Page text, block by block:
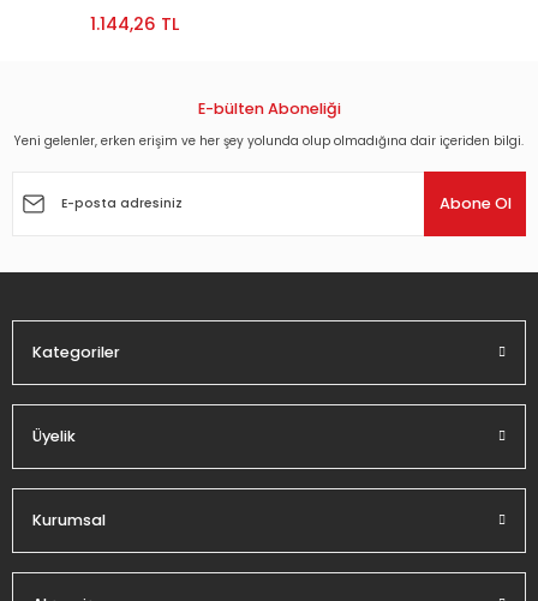
1.144,26 TL
E-bülten Aboneliği
Yeni gelenler, erken erişim ve her şey yolunda olup olmadığına dair içeriden bilgi.
Abone Ol
Kategoriler
Üyelik
Kurumsal